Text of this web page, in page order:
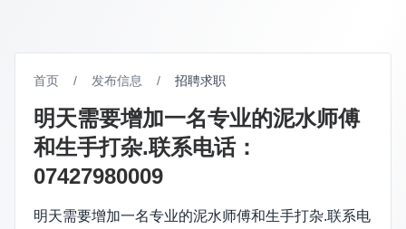
首页 / 发布信息 / 招聘求职
明天需要增加一名专业的泥水师傅
和生手打杂.联系电话：
07427980009
明天需要增加一名专业的泥水师傅和生手打杂.联系电